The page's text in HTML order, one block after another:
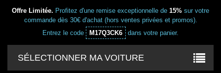
Offre Limitée. Profitez d'une remise exceptionnelle de 15% sur votre
commande dès 30€ d'achat (hors ventes privées et promos).
Entrez le code
M17Q3CK6 dans votre panier.
SÉLECTIONNER MA VOITURE